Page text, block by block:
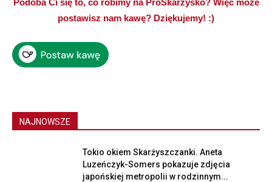
Podoba Ci się to, co robimy na ProSkarżysko? Więc może
postawisz nam kawę? Dziękujemy! :)
NAJNOWSZE
Tokio okiem Skarżyszczanki. Aneta
Luzeńczyk-Somers pokazuje zdjęcia
japońskiej metropolii w rodzinnym...